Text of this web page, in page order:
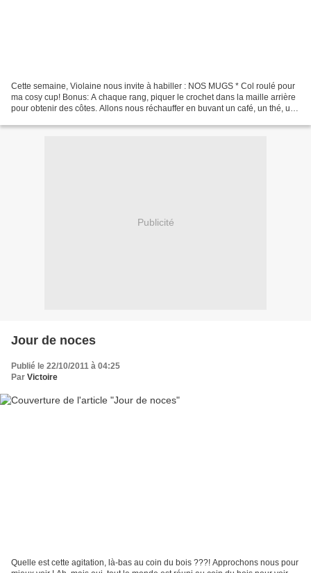
Cette semaine, Violaine nous invite à habiller : NOS MUGS * Col roulé pour
ma cosy cup! Bonus: A chaque rang, piquer le crochet dans la maille arrière
pour obtenir des côtes. Allons nous réchauffer en buvant un café, un thé, un
Publicité
Jour de noces
Publié le 22/10/2011 à 04:25
Par Victoire
Quelle est cette agitation, là-bas au coin du bois ???! Approchons nous pour